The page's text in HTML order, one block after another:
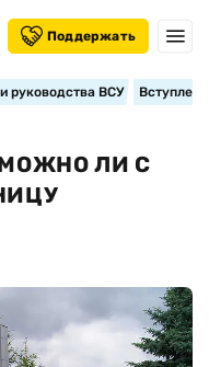
Поддержать
руководства ВСУ
ЛИ С